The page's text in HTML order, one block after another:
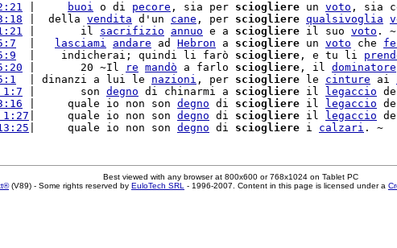
buoi o di pecore , sia per sciogliere un voto , sia
|  della vendita d'un cane , per sciogliere qualsivoglia
|       il sacrifizio annuo e a sciogliere il suo voto . ~
lasciami andare ad Hebron a sciogliere un voto che
  |    indicherai; quindi li farò
sciogliere , e tu li
|       20 ~Il re mandò a farlo sciogliere , il dominatore
  | dinanzi a lui le
nazioni , per sciogliere le cinture ai
|       son degno di chinarmi a sciogliere il legaccio
|     quale io non son degno di sciogliere il legaccio
|     quale io non son degno di sciogliere il legaccio
|     quale io non son degno di sciogliere i calzari
Best viewed with any browser at 800x600 or 768x1024 on Tablet PC
(V89) - Some rights reserved by EuloTech SRL - 1996-2007. Content in this page is licensed under a